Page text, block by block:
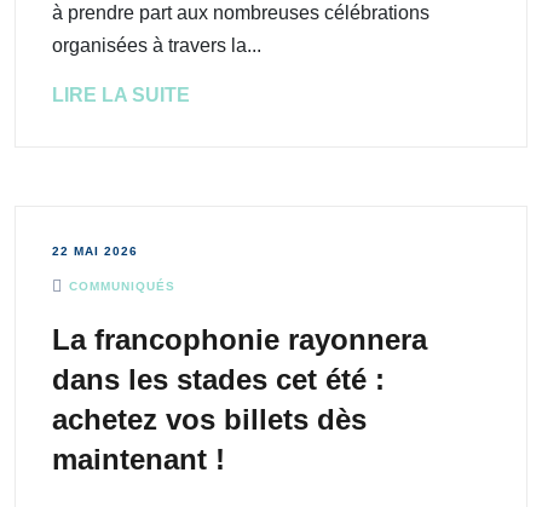
à prendre part aux nombreuses célébrations
organisées à travers la...
LIRE LA SUITE
22 MAI 2026
COMMUNIQUÉS
La francophonie rayonnera
dans les stades cet été :
achetez vos billets dès
maintenant !